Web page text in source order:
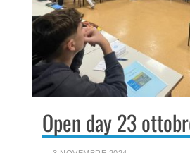
Open day 23